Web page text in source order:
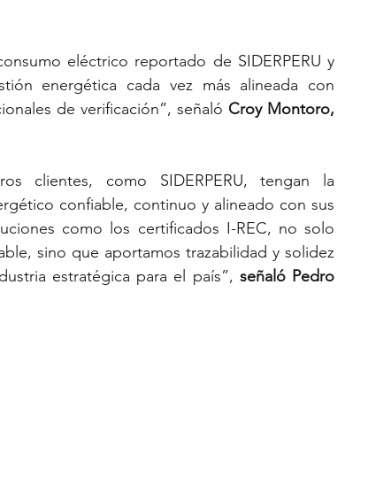
eléctrico reportado de SIDERPERU y
energética cada vez más alineada con
de verificación”, señaló Croy Montoro,
clientes, como SIDERPERU, tengan la
confiable, continuo y alineado con sus
como los certificados I-REC, no solo
sino que aportamos trazabilidad y solidez
estratégica para el país”, señaló Pedro